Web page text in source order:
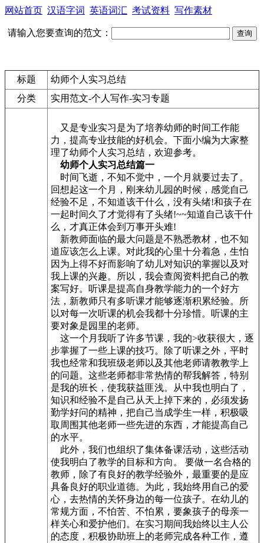
网站首页 汉语字词 英语词汇 考试资料 写作素材
请输入您要查询的范文：
标题
幼师个人实习总结
分类
实用范文-个人写作-实习专题
又是专业实习是为了培养幼师的时间工作能
力，提高专业技能的好机会。下面小编为大家整
理了幼师个人实习总结，欢迎参考。
幼师个人实习总结篇一
时间飞逝，不知不觉中，一个月就要过去了。
回想起这一个月，刚来幼儿园的时候，感觉自己
经验不足，不知道该干什么，没有头绪!和孩子在
一起时间久了才觉得有了头绪!~~知道自己该干什
么，才真正体会到万事开头难!
新教师面临的最大问题是不熟悉教材，也不知
道应该怎么上课。对此我的心里十分着急，生怕
因为上得不好而影响了幼儿对知识的掌握以及对
我上课的兴趣。所以，我会查阅资料把自己的教
案写好。听课是提高自身教学能力的一个好方
法，新教师只有多听课才能够逐渐积累经验。所
以对每一次听课的机会我都十分珍惜。听课的主
要对象是园里的老师。
这一个月我听了许多节课，我的>收获很大，逐
步掌握了一些上课的技巧。除了听课之外，平时
我也经常和我班级老师以及其他老师请教教学上
的问题。这些老师都非常热情的帮我解答，特别
是我的班长，使我获益匪浅。从中我也明白了，
知识和经验不是自己从天上掉下来的，必须发扬
勤学好问的精神，把自己当成学生一样，积极吸
取周围其他老师一些先进的东西，才能提高自己
的水平。
此外，我们也组织了集体备课活动，这些活动
使我明白了教学的目标和方向。 要做一名合格的
教师，除了有良好的教学经验外，最重要的是应
具备良好的职业道德。为此，我始终用自己的爱
心，去热情的关怀身边的每一位孩子。在幼儿的
常规方面，不怕苦、不怕累，要象孩子的母亲一
样关心和爱护他们。在实习期间我始终以主人公
的态度，积极协助班上的老师完成各种工作，遵